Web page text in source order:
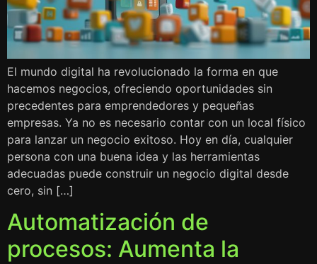
El mundo digital ha revolucionado la forma en que
hacemos negocios, ofreciendo oportunidades sin
precedentes para emprendedores y pequeñas
empresas. Ya no es necesario contar con un local físico
para lanzar un negocio exitoso. Hoy en día, cualquier
persona con una buena idea y las herramientas
adecuadas puede construir un negocio digital desde
cero, sin […]
Automatización de
procesos: Aumenta la